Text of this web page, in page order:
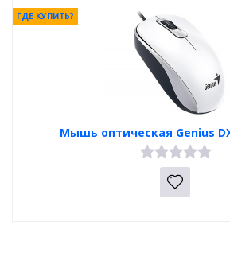
Мышь оптическая Genius
ГДЕ КУПИТЬ?